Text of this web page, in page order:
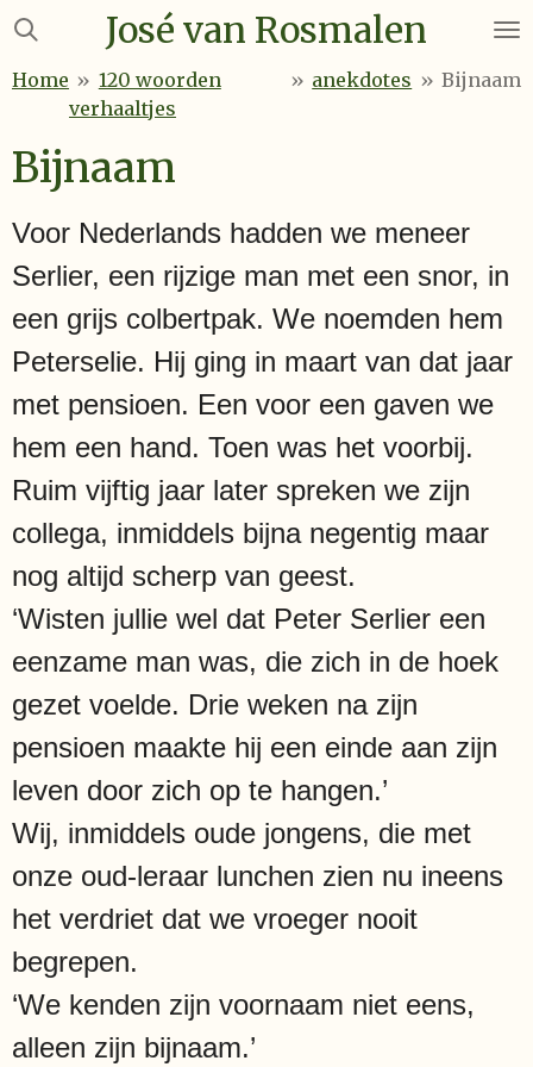
Ga
naar
José van Rosmalen
Home » 120 woorden
verhaaltjes
» anekdotes » Bijnaam
Bijnaam
Voor Nederlands hadden we meneer
Serlier, een rijzige man met een snor, in
een grijs colbertpak. We noemden hem
Peterselie. Hij ging in maart van dat jaar
met pensioen. Een voor een gaven we
hem een hand. Toen was het voorbij.
Ruim vijftig jaar later spreken we zijn
collega, inmiddels bijna negentig maar
nog altijd scherp van geest.
‘Wisten jullie wel dat Peter Serlier een
eenzame man was, die zich in de hoek
gezet voelde. Drie weken na zijn
pensioen maakte hij een einde aan zijn
leven door zich op te hangen.’
Wij, inmiddels oude jongens, die met
onze oud-leraar lunchen zien nu ineens
het verdriet dat we vroeger nooit
begrepen.
‘We kenden zijn voornaam niet eens,
alleen zijn bijnaam.’